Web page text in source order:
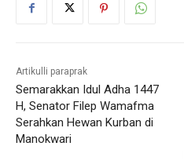
Artikulli paraprak
Semarakkan Idul Adha 1447
H, Senator Filep Wamafma
Serahkan Hewan Kurban di
Manokwari